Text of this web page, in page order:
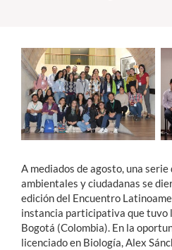
English
A mediados de agosto, una
ambientales y ciudadanas se
edición del Encuentro
instancia participativa que tuvo
Bogotá (Colombia). En la
licenciado en Biología, Alex